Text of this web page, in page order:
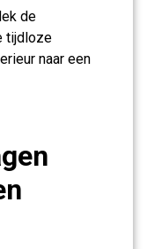
de
tijdloze
naar een